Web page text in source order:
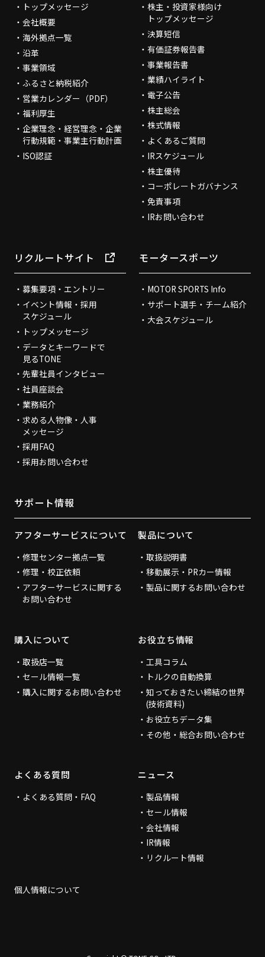
トップメッセージ
会社概要
海外拠点一覧
沿革
事業領域
ふるさと納税紹介
営業カレンダー（PDF）
福利厚生
企業理念・経営理念・企業
行動規範・事業主行動計画
ISO認証
株主・投資家様向け
トップメッセージ
決算短信
有価証券報告書
事業報告書
業績ハイライト
電子公告
株主総会
株式情報
よくあるご質問
IRスケジュール
株主優待
コーポレートガバナンス
免責事項
IRお問い合わせ
リクルートサイト
募集要項・エントリー
イベント情報・採用
スケジュール
トップメッセージ
データとキーワードで
見るTONE
先輩社員インタビュー
社員座談会
業務紹介
求める人物像・人事
メッセージ
採用FAQ
採用お問い合わせ
モータースポーツ
MOTOR SPORTS Info
サポート選手・チーム紹介
大会スケジュール
サポート情報
アフターサービスについて
修理センター拠点一覧
修理・校正依頼
アフターサービスに関する
お問い合わせ
製品について
取扱説明書
移動展示・PRカー情報
製品に関するお問い合わせ
購入について
取扱店一覧
セール情報一覧
購入に関するお問い合わせ
お役立ち情報
工具コラム
トルクの自動換算
知っておきたい締結の世界
(技術資料)
お役立ちデータ集
その他・総合お問い合わせ
よくある質問
よくある質問・FAQ
ニュース
製品情報
セール情報
会社情報
IR情報
リクルート情報
個人情報について